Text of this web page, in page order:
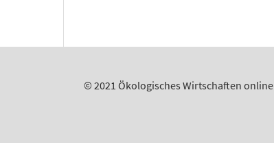
© 2021 Ökologisches Wirtschaften online